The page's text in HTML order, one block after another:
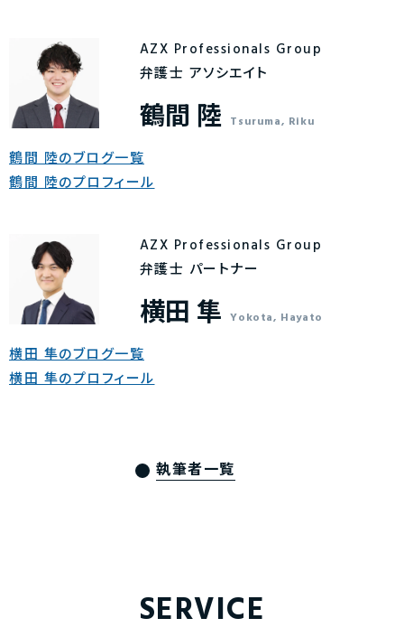
AZX Professionals Group
弁護士 アソシエイト
鶴間 陸 Tsuruma, Riku
鶴間 陸のブログ一覧
鶴間 陸のプロフィール
AZX Professionals Group
弁護士 パートナー
横田 隼 Yokota, Hayato
横田 隼のブログ一覧
横田 隼のプロフィール
執筆者一覧
SERVICE